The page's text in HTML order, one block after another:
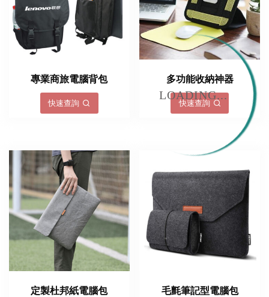
LOADING...
專業商旅電腦背包
快速查詢
多功能收納神器
快速查詢
定製杜邦紙電腦包 毛氈筆記型電腦包